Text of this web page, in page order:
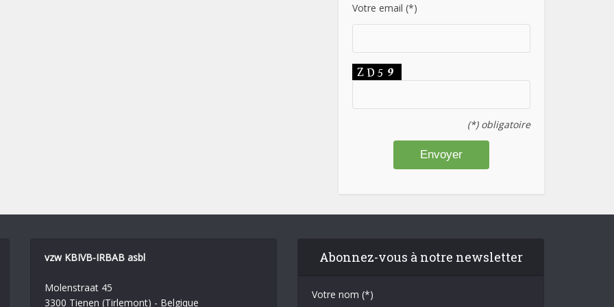
Votre email (*)
(*) obligatoire
vzw KBIVB-IRBAB asbl
Molenstraat 45
3300 Tienen (Tirlemont) - Belgique
Abonnez-vous à notre newsletter
Votre nom (*)